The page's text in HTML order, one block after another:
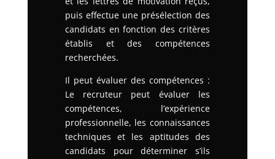
puis effectue une présélection des
candidats en fonction des critères
établis et des compétences
recherchées.
Il peut évaluer des compétences :
Le recruteur peut évaluer les
compétences, l’expérience
professionnelle, les connaissances
techniques et les aptitudes des
candidats pour déterminer s’ils